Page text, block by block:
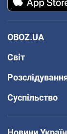
OBOZ.UA
Світ
Суспільство